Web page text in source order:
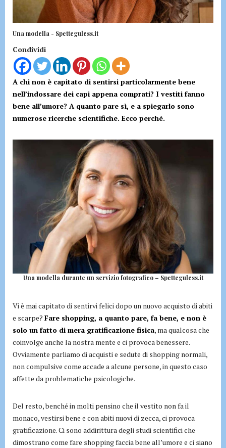
Una modella - Spetteguless.it
Condividi
A chi non è capitato di sentirsi particolarmente bene
nell’indossare dei capi appena comprati? I vestiti fanno
bene all’umore? A quanto pare sì, e a spiegarlo sono
numerose ricerche scientifiche. Ecco perché.
Una modella durante un servizio fotografico – Spetteguless.it
Vi è mai capitato di sentirvi felici dopo un nuovo acquisto di abiti
e scarpe? Fare shopping, a quanto pare, fa bene, e non è
solo un fatto di mera gratificazione fisica, ma qualcosa che
coinvolge anche la nostra mente e ci provoca benessere.
Ovviamente parliamo di acquisti e sedute di shopping normali,
non compulsive come accade a alcune persone, in questo caso
affette da problematiche psicologiche.
Del resto, benché in molti pensino che il vestito non fa il
monaco, vestirsi bene e con abiti nuovi di zecca, ci provoca
gratificazione. Ci sono addirittura degli studi scientifici che
dimostrano come fare shopping faccia bene all’umore e ci siano